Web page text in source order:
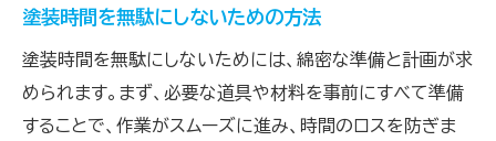
塗装時間を無駄にしないための方法
塗装時間を無駄にしないためには、綿密な準備と計画が求
められます。まず、必要な道具や材料を事前にすべて準備
することで、作業がスムーズに進み、時間のロスを防ぎま